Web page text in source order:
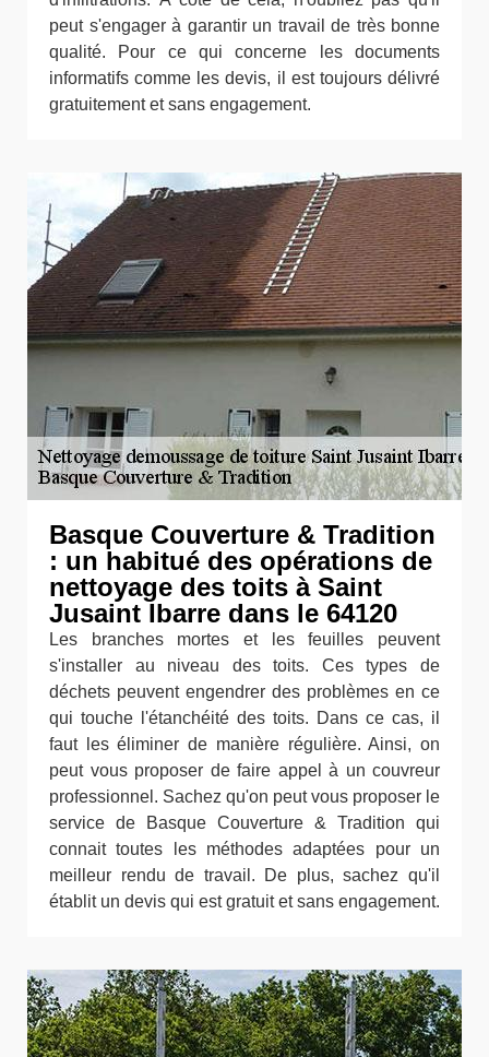
peut s'engager à garantir un travail de très bonne
qualité. Pour ce qui concerne les documents
informatifs comme les devis, il est toujours délivré
gratuitement et sans engagement.
Basque Couverture & Tradition
: un habitué des opérations de
nettoyage des toits à Saint
Jusaint Ibarre dans le 64120
Les branches mortes et les feuilles peuvent
s'installer au niveau des toits. Ces types de
déchets peuvent engendrer des problèmes en ce
qui touche l'étanchéité des toits. Dans ce cas, il
faut les éliminer de manière régulière. Ainsi, on
peut vous proposer de faire appel à un couvreur
professionnel. Sachez qu'on peut vous proposer le
service de Basque Couverture & Tradition qui
connait toutes les méthodes adaptées pour un
meilleur rendu de travail. De plus, sachez qu'il
établit un devis qui est gratuit et sans engagement.